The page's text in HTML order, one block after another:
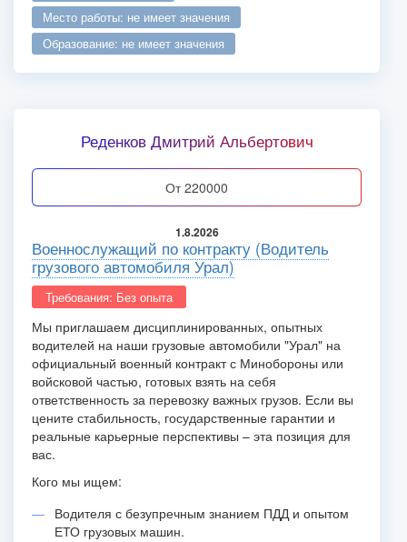
место работы: не имеет значения
образование: не имеет значения
Реденков Дмитрий Альбертович
от 220000
1.8.2026
Военнослужащий по контракту (Водитель
грузового автомобиля Урал)
Требования: Без опыта
Мы приглашаем дисциплинированных, опытных
водителей на наши грузовые автомобили "Урал" на
официальный военный контракт с Минобороны или
войсковой частью, готовых взять на себя
ответственность за перевозку важных грузов. Если вы
цените стабильность, государственные гарантии и
реальные карьерные перспективы – эта позиция для
вас.
Кого мы ищем:
Водителя с безупречным знанием ПДД и опытом
ЕТО грузовых машин.